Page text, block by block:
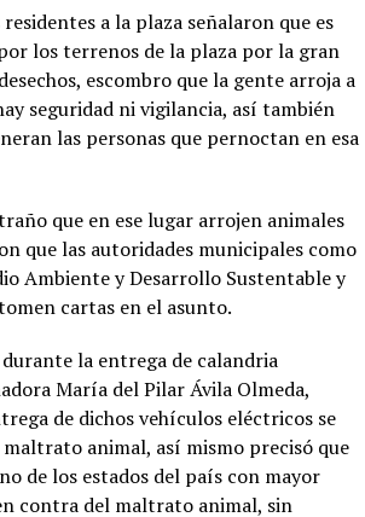
a la plaza señalaron que es
los terrenos de la plaza por la gran
escombro que la gente arroja a
seguridad ni vigilancia, así también
las personas que pernoctan en esa
que en ese lugar arrojen animales
que las autoridades municipales como
Ambiente y Desarrollo Sustentable y
cartas en el asunto.
la entrega de calandria
María del Pilar Ávila Olmeda,
de dichos vehículos eléctricos se
animal, así mismo precisó que
de los estados del país con mayor
contra del maltrato animal, sin